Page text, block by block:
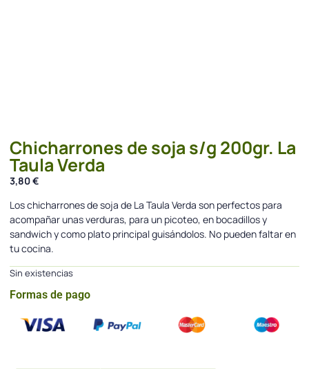
Chicharrones de soja s/g 200gr. La
Taula Verda
3,80€
Los chicharrones de soja de La Taula Verda son perfectos para
acompañar unas verduras, para un picoteo, en bocadillos y
sandwich y como plato principal guisándolos. No pueden faltar en
tu cocina.
Sin existencias
Formas de pago